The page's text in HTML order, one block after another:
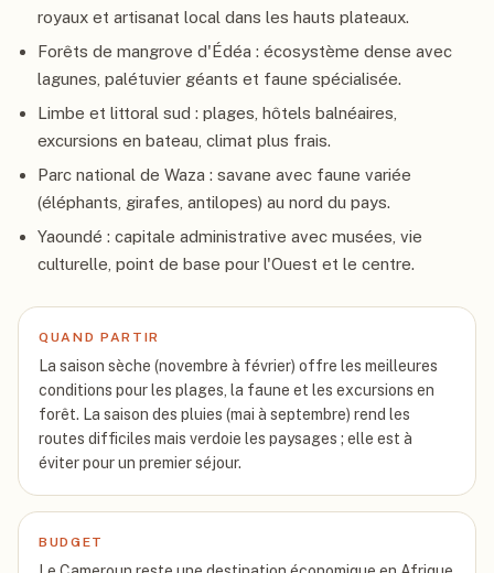
royaux et artisanat local dans les hauts plateaux.
Forêts de mangrove d'Édéa : écosystème dense avec
lagunes, palétuvier géants et faune spécialisée.
Limbe et littoral sud : plages, hôtels balnéaires,
excursions en bateau, climat plus frais.
Parc national de Waza : savane avec faune variée
(éléphants, girafes, antilopes) au nord du pays.
Yaoundé : capitale administrative avec musées, vie
culturelle, point de base pour l'Ouest et le centre.
QUAND PARTIR
La saison sèche (novembre à février) offre les meilleures
conditions pour les plages, la faune et les excursions en
forêt. La saison des pluies (mai à septembre) rend les
routes difficiles mais verdoie les paysages ; elle est à
éviter pour un premier séjour.
BUDGET